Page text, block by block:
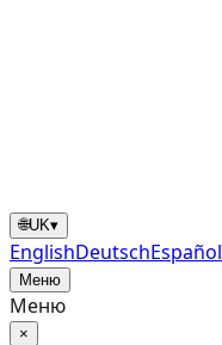
🌐UK▾
EnglishDeutschEspañol
Меню
Меню
×